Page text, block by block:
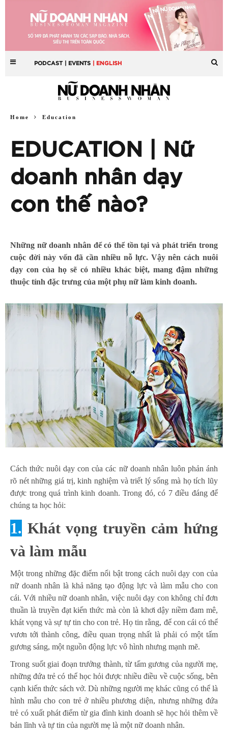
PODCAST | EVENTS | ENGLISH
Home Education
EDUCATION | Nữ
doanh nhân dạy
con thế nào?
Những nữ doanh nhân để có thể tồn tại và phát triển trong
cuộc đời này vốn đã cần nhiều nỗ lực. Vậy nên cách nuôi
dạy con của họ sẽ có nhiều khác biệt, mang đậm những
thuộc tính đặc trưng của một phụ nữ làm kinh doanh.
Cách thức nuôi dạy con của các nữ doanh nhân luôn phản ánh
rõ nét những giá trị, kinh nghiệm và triết lý sống mà họ tích lũy
được trong quá trình kinh doanh. Trong đó, có 7 điều đáng để
chúng ta học hỏi:
1. Khát vọng truyền cảm hứng
và làm mẫu
Một trong những đặc điểm nổi bật trong cách nuôi dạy con của
nữ doanh nhân là khả năng tạo động lực và làm mẫu cho con
cái. Với nhiều nữ doanh nhân, việc nuôi dạy con không chỉ đơn
thuần là truyền đạt kiến thức mà còn là khơi dậy niềm đam mê,
khát vọng và sự tự tin cho con trẻ. Họ tin rằng, để con cái có thể
vươn tới thành công, điều quan trọng nhất là phải có một tấm
gương sáng, một nguồn động lực vô hình nhưng mạnh mẽ.
Trong suốt giai đoạn trưởng thành, từ tấm gương của người mẹ,
những đứa trẻ có thể học hỏi được nhiều điều về cuộc sống, bên
cạnh kiến thức sách vở. Dù những người mẹ khác cũng có thể là
hình mẫu cho con trẻ ở nhiều phương diện, nhưng những đứa
trẻ có xuất phát điểm từ gia đình kinh doanh sẽ học hỏi thêm về
bản lĩnh và tự tin của người mẹ là một nữ doanh nhân.